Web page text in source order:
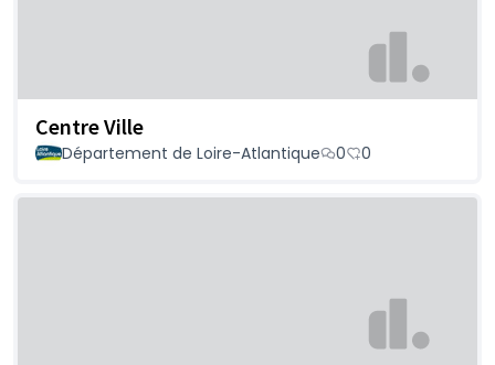
Centre Ville
Département de Loire-Atlantique 0 0